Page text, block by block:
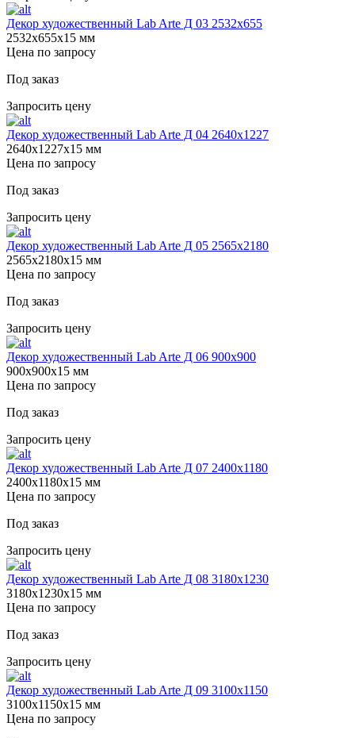
Декор художественный Lab Arte Д 03 2532x655
2532х655х15 мм
Цена по запросу
Под заказ
Запросить цену
Декор художественный Lab Arte Д 04 2640х1227
2640х1227х15 мм
Цена по запросу
Под заказ
Запросить цену
Декор художественный Lab Arte Д 05 2565х2180
2565х2180х15 мм
Цена по запросу
Под заказ
Запросить цену
Декор художественный Lab Arte Д 06 900х900
900х900х15 мм
Цена по запросу
Под заказ
Запросить цену
Декор художественный Lab Arte Д 07 2400х1180
2400х1180х15 мм
Цена по запросу
Под заказ
Запросить цену
Декор художественный Lab Arte Д 08 3180х1230
3180х1230х15 мм
Цена по запросу
Под заказ
Запросить цену
Декор художественный Lab Arte Д 09 3100х1150
3100х1150х15 мм
Цена по запросу